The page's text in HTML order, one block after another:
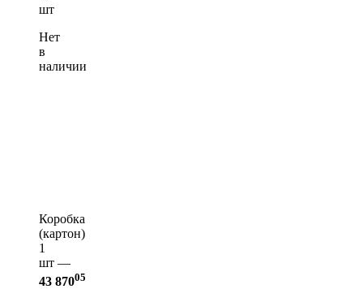
шт
Нет
в
наличии
Коробка
(картон)
1
шт —
43 87005